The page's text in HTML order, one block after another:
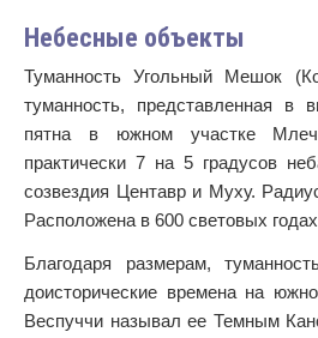
Небесные объекты
Туманность Угольный Мешок
туманность, представленная в
пятна в южном участке
практически 7 на 5 градусов
созвездия Центавр и Муху.
Расположена в 600 световых
Благодаря размерам,
доисторические времена на
Веспуччи называл ее Темным